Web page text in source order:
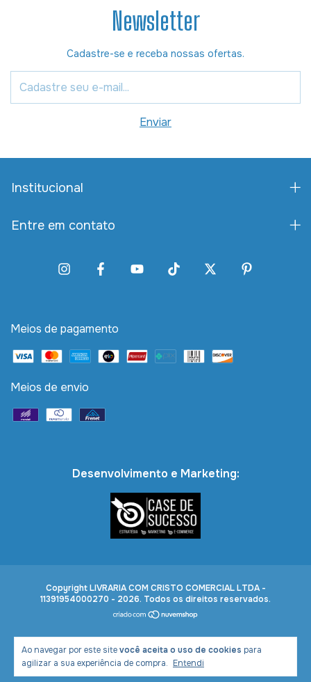
Ao navegar por este sitevocê aceita o uso de cookies para
agilizar a sua experiência de compra. Entendi
Newsletter
Cadastre-se e receba nossas ofertas.
Institucional
Entre em contato
Meios de pagamento
Meios de envio
Desenvolvimento e Marketing:
Copyright LIVRARIA COM CRISTO COMERCIAL LTDA -
11391954000270 - 2026. Todos os direitos reservados.